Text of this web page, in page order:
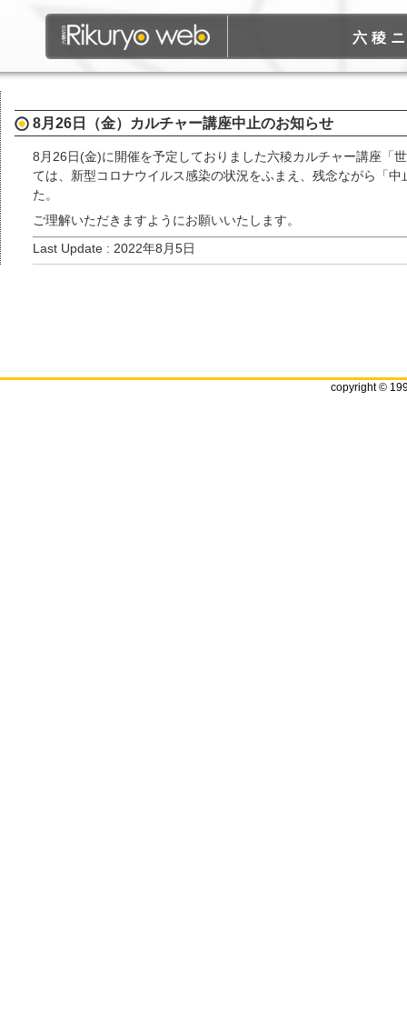
六稜
8月26日（金）カルチャー講座中止のお知らせ
8月26日(金)に開催を予定しておりました六稜カルチャー講座「
ては、新型コロナウイルス感染の状況をふまえ、残念ながら「
た。
ご理解いただきますようにお願いいたします。
Last Update : 2022年8月5日
copyright ©